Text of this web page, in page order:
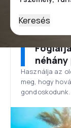
Keresés
Használja az
meg, hogy
gondoskodunk.